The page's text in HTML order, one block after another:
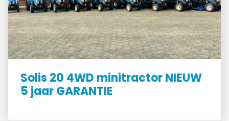
Solis 20 4WD minitractor NIEUW
5 jaar GARANTIE